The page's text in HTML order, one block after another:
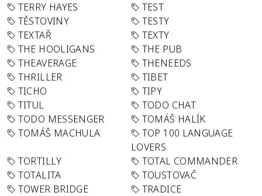
TERRY HAYES
TEST
TĚSTOVINY
TESTY
TEXTAŘ
TEXTY
THE HOOLIGANS
THE PUB
THEAVERAGE
THENEEDS
THRILLER
TIBET
TICHO
TIPY
TITUL
TODO CHAT
TODO MESSENGER
TOMÁŠ HALÍK
TOMÁŠ MACHULA
TOP 100 LANGUAGE
LOVERS
TORTILLY
TOTAL COMMANDER
TOTALITA
TOUSTOVAČ
TOWER BRIDGE
TRADICE